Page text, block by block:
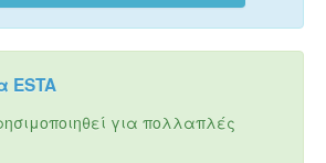
ESTA
για πολλαπλές